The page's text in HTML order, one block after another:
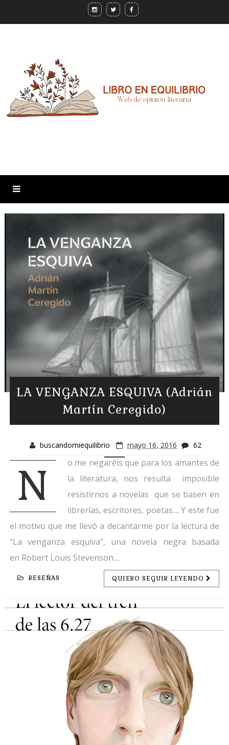
LA VENGANZA ESQUIVA (Adrián
Martín Ceregido)
buscandomiequilibrio mayo 16, 2016 62
N
o me negaréis que para los amantes de
la literatura, nos resulta imposible
resistirnos a novelas que se basen en
librerías, escritores, poetas.... Y este fue
el motivo que me llevó a decantarme por la lectura de
"La venganza esquiva", una novela negra basada
en Robert Louis Stevenson....
RESEÑAS QUIERO SEGUIR LEYENDO